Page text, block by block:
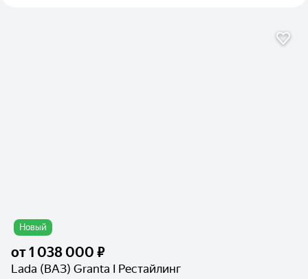
Новый
от1 038 000 ₽
Lada (ВАЗ) Granta I Рестайлинг